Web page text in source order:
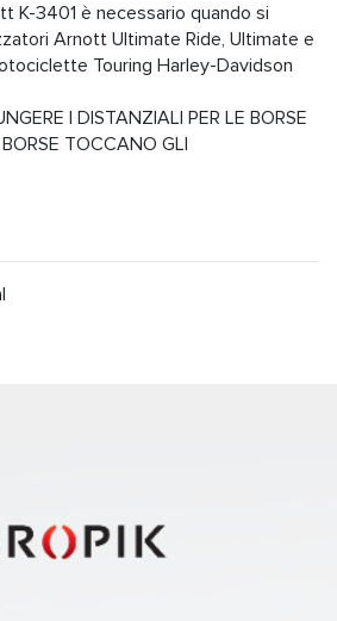
K-3401 è necessario quando si
Arnott Ultimate Ride, Ultimate e
Touring Harley-Davidson
I DISTANZIALI PER LE BORSE
TOCCANO GLI